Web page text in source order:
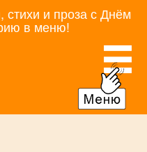
стихи и проза с Днём
в меню!